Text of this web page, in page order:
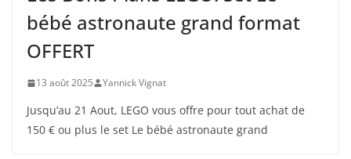
bébé astronaute grand format
OFFERT
13 août 2025 Yannick Vignat
Jusqu’au 21 Aout, LEGO vous offre pour tout achat de
150 € ou plus le set Le bébé astronaute grand